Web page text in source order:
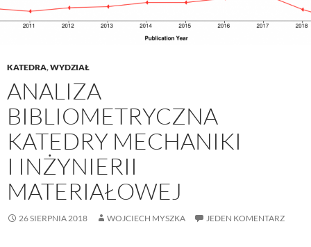
KATEDRA,WYDZIAŁ
ANALIZA
BIBLIOMETRYCZNA
KATEDRY MECHANIKI
I INŻYNIERII
MATERIAŁOWEJ
26 SIERPNIA 2018 WOJCIECH MYSZKA JEDEN KOMENTARZ